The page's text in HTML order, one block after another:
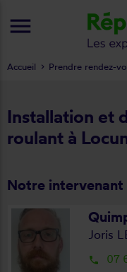
Installation et
roulant à
Notre intervenant
Joris
local_phone 07
Accueil Prendre rendez-
menu